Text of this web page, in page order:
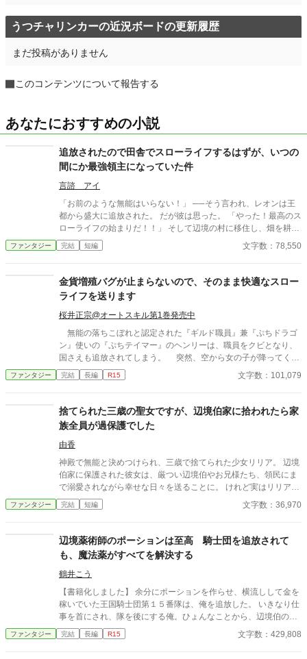
うつチャリンカーの近況ボードの更新履歴
まだ投稿がありません
このコンテンツについて報告する
あなたにおすすめの小説
追放されたので田舎でスローライフするはずが、いつの
間にか最強領主になっていた件
言諮 アイ
「お前のような無能はいらない！」 ──そう言われ、レオンは王
都から盛大に追放された。 だが彼は思った。 「やった！最高のス
ローライフの始まりだ！！」 そして辺境の村に移住し、畑を耕
し、温泉を掘り当て、牧場を開き、ついでに商売を始めたら……
気づけば村が巨大都市になっていた。 農業改革を進めたら周囲の
ったら各国の王族が観光に押し寄せる。 「俺はただ、のんびり暮
らしたいだけなんだが……？」 一方、レオンを追放した王国は、
バカ王のせいで経済崩壊＆敵国に占領寸前！ 慌てて「レオン様、
助けてください！！」と泣きついてくるが…… 「ん？ ちょっと待
て。俺に無能って言ったの、どこのどいつだっけ？」 もはや世界
最強の領主となったレオンは、 「好き勝手やった報い？ しらん
な」と華麗にスルーし、 今日ものんびり温泉につかるのだった。
ついでに「真の愛」まで手に入れて、レオンの楽園ライフは続く
──！
ファンタジー 完結 短編 文字数：78,550
金貨増殖バグが止まらないので、そのまま快適なスロー
ライフを送ります
桜井正宗@オートスキル第1巻発売中
無能の落ちこぼれと認定された『ギルド職員』兼『ぷちドラゴ
ン』使いの『ぷちテイマー』のヘンリーは、職員をクビとなり、
国さえも追放されてしまう。 突然、空から女の子が降ってくる
と、キャッチしきれず女の子を地面へ激突させてしまう。それが
聖女との出会いだった。 銀髪の自称聖女から『ギフト』を貰
これで一生遊んで暮らせると思いきや、金貨はどんどん増えてい
く。増殖が止まらない金貨。どんどん増えていってしまった。
聖女によれば“金貨増殖バグ”だという。幸い、元ギルド職員の権
限でアイテムボックス量は無駄に多く持っていたので、そこへ保
管しまくった。 大金持ちになったヘンリーは、とりあえず念願
だった屋敷を買い……スローライフを始めていく!?
ファンタジー 完結 長編 R15 文字数：101,079
捨てられた三歳の聖女ですが、辺境伯家に拾われたら家
族全員が過保護でした
由香
神殿で無能と決めつけられ、三歳で捨てられた少女リリア。 辺境
伯家に保護された彼女は、厳つい辺境伯やお兄様たち、領民にま
で溺愛されながら幸せな日々を送ることに。 けれど実はリリア
は、数百年に一人現れる伝説級の聖女だった。 これは捨てられた
幼女聖女が、たくさんの愛に包まれながら成長していく物語。
ファンタジー 完結 短編 文字数：36,970
辺境薬術師のポーションは至高 騎士団を追放されて
も、魔法薬がすべてを解決する
鶴井こう
【書籍化しました】 余分にポーションを作らせ、横流しして金を
稼いでいた王国騎士団第１５番隊は、俺を追放した。 いきなり仕
事を首にされ、隊を後にする俺。ひょんなことから、辺境伯の娘
の怪我を助けたことから、辺境の村に招待されることに。 一方、
モンスターたちのスタンピードを抑え込もうとしていた第１５番
ファンタジー 完結 長編 R15 文字数：429,808